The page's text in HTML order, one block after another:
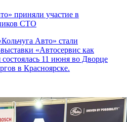
приняли участие в
СТО
Авто» стали
«Автосервис как
11 июня во Дворце
в Красноярске.